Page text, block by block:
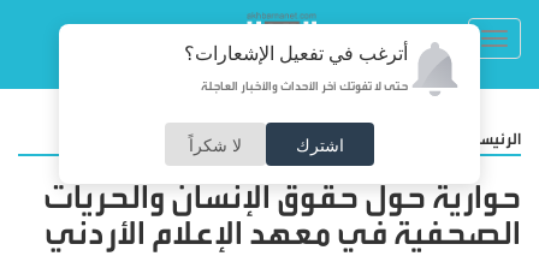
أترغب في تفعيل الإشعارات؟
حتى لا تفوتك آخر الأحداث والأخبار العاجلة
اشترك لا شكراً الرئيسية
حوارية حول حقوق الإنسان والحريات
الصحفية في معهد الإعلام الأردني